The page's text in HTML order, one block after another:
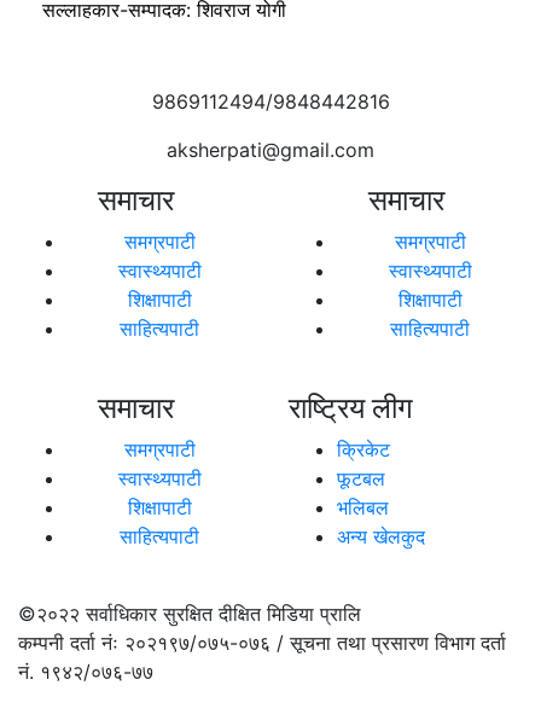
सल्लाहकार-सम्पादक: शिवराज योगी
9869112494/9848442816
aksherpati@gmail.com
समाचार
समग्रपाटी
स्वास्थ्यपाटी
शिक्षापाटी
साहित्यपाटी
समाचार
समग्रपाटी
स्वास्थ्यपाटी
शिक्षापाटी
साहित्यपाटी
समाचार
समग्रपाटी
स्वास्थ्यपाटी
शिक्षापाटी
साहित्यपाटी
राष्ट्रिय लीग
क्रिकेट
फूटबल
भलिबल
अन्य खेलकुद
©२०२२सर्वाधिकार सुरक्षित दीक्षित मिडिया प्रालि
कम्पनी दर्ता नंः २०२१९७/०७५-०७६ / सूचना तथा प्रसारण विभाग दर्ता
नं. १९४२/०७६-७७